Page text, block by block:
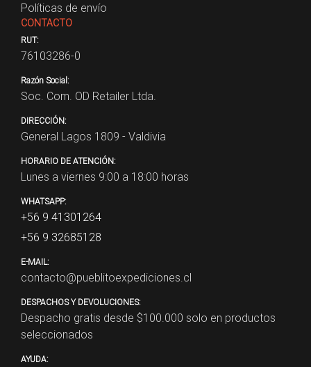
Políticas de envío
CONTACTO
RUT:
76103286-0
Razón Social:
Soc. Com. OD Retailer Ltda.
DIRECCIÓN:
General Lagos 1809 - Valdivia
HORARIO DE ATENCIÓN:
Lunes a viernes 9:00 a 18:00 horas
WHATSAPP:
+56 9 41301264
+56 9 32685128
E-MAIL:
contacto@pueblitoexpediciones.cl
DESPACHOS Y DEVOLUCIONES:
Despacho gratis desde $100.000 solo en productos
seleccionados
AYUDA: